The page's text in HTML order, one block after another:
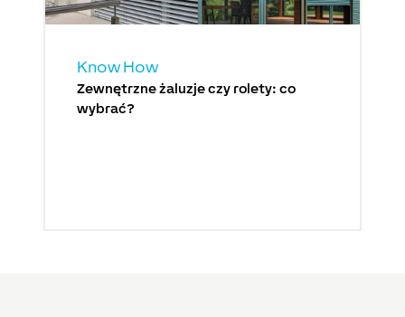
Know How
Zewnętrzne żaluzje czy rolety: co
wybrać?